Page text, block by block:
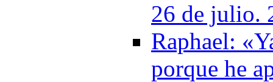
26 de julio.
Raphael:
porque he